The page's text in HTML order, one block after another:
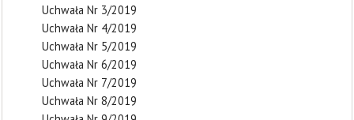
Uchwała Nr 3/2019
Uchwała Nr 4/2019
Uchwała Nr 5/2019
Uchwała Nr 6/2019
Uchwała Nr 7/2019
Uchwała Nr 8/2019